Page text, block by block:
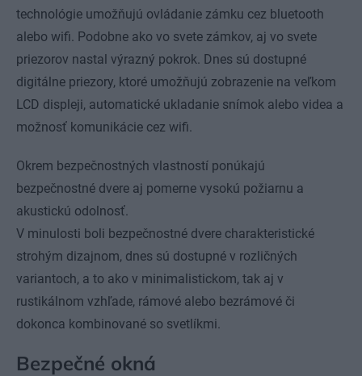
technológie umožňujú ovládanie zámku cez bluetooth
alebo wifi. Podobne ako vo svete zámkov, aj vo svete
priezorov nastal výrazný pokrok. Dnes sú dostupné
digitálne priezory, ktoré umožňujú zobrazenie na veľkom
LCD displeji, automatické ukladanie snímok alebo videa a
možnosť komunikácie cez wifi.
Okrem bezpečnostných vlastností ponúkajú
bezpečnostné dvere aj pomerne vysokú požiarnu a
akustickú odolnosť.
V minulosti boli bezpečnostné dvere charakteristické
strohým dizajnom, dnes sú dostupné v rozličných
variantoch, a to ako v minimalistickom, tak aj v
rustikálnom vzhľade, rámové alebo bezrámové či
dokonca kombinované so svetlíkmi.
Bezpečné okná